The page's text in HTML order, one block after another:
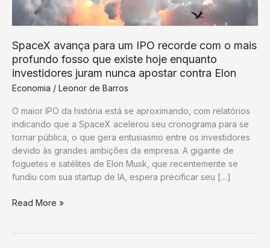
SpaceX avança para um IPO recorde com o mais
profundo fosso que existe hoje enquanto
investidores juram nunca apostar contra Elon
Economia / Leonor de Barros
O maior IPO da história está se aproximando, com relatórios
indicando que a SpaceX acelerou seu cronograma para se
tornar pública, o que gera entusiasmo entre os investidores
devido às grandes ambições da empresa. A gigante de
foguetes e satélites de Elon Musk, que recentemente se
fundiu com sua startup de IA, espera precificar seu […]
SpaceX
Read More »